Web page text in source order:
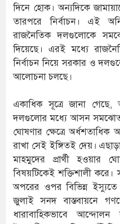
দিনে হোক। অন্যদিকে
তারপরে নির্বাচন। এই
রাজনৈতিক দলগুলোকে
দিয়েছে। এরই মধ্যে
নির্বাচন নিয়ে সরকার ও
আলোচনা চলছে।
একাধিক সূত্রে জানা গেছে,
দলগুলোর মধ্যে আসন সমঝোতা
ঘোষণার ক্ষেত্রে অর্ধশতাধিক
রাখা সেই ইঙ্গিতই দেয়।
মাহমুদের প্রার্থী হওয়ার
বিষয়টিকেই শক্তিশালী
অপরের ওপর বিভিন্ন ইস্যুতে
জুলাই সনদ বাস্তবায়নে
ধারাবাহিকভাবে আন্দোলন